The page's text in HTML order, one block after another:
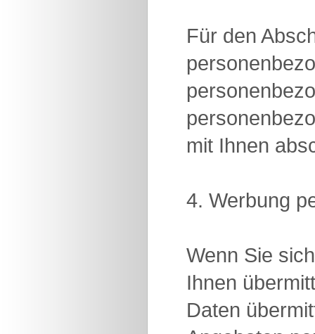
Für den
mit Ihnen
4. Werbung
Wenn Sie
Ihnen
Daten